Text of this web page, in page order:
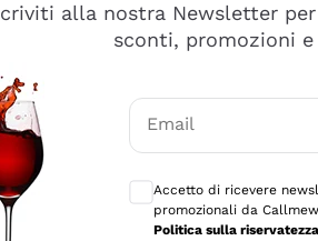
è male ma secondo me ci
alla nostra Newsletter
sconti, promozioni
Email
Accetto di ricevere
promozionali da
Politica sulla riservatezza